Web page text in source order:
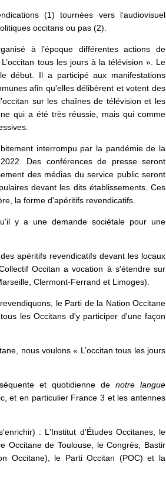
(1) tournées vers l’audiovisuel
occitans ou pas (2).
à l’époque différentes actions de
tous les jours à la télévision ». Le
début. Il a participé aux manifestations
afin qu'elles délibèrent et votent des
sur les chaînes de télévision et les
qui a été très réussie, mais qui comme
interrompu par la pandémie de la
Des conférences de presse seront
des médias du service public seront
devant les dits établissements. Ces
la forme d'apéritifs revendicatifs.
y a une demande sociétale pour une
apéritifs revendicatifs devant les locaux
Occitan a vocation à s'étendre sur
Clermont-Ferrand et Limoges).
le Parti de la Nation Occitane
les Occitans d'y participer d'une façon
nous voulons « L’occitan tous les jours
et quotidienne de notre langue
et en particulier France 3 et les antennes
: L'Institut d'Études Occitanes, le
Occitane de Toulouse, le Congrès, Bastir
Occitane), le Parti Occitan (POC) et la